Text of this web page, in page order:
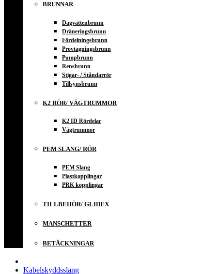
BRUNNAR
Dagvattenbrunn
Dräneringsbrunn
Fördelningsbrunn
Provtagningsbrunn
Pumpbrunn
Rensbrunn
Stigar- / Ståndarrör
Tillsynsbrunn
K2 RÖR/ VÄGTRUMMOR
K2 ID Rördelar
Vägtrummor
PEM SLANG/ RÖR
PEM Slang
Plastkopplingar
PRK kopplingar
TILLBEHÖR/ GLIDEX
MANSCHETTER
BETÄCKNINGAR
Kabelskyddsslang